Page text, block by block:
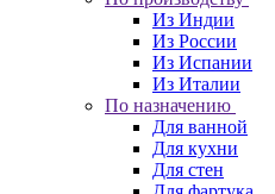
Из Индии
Из России
Из Испании
Из Италии
По назначению
Для ванной
Для кухни
Для стен